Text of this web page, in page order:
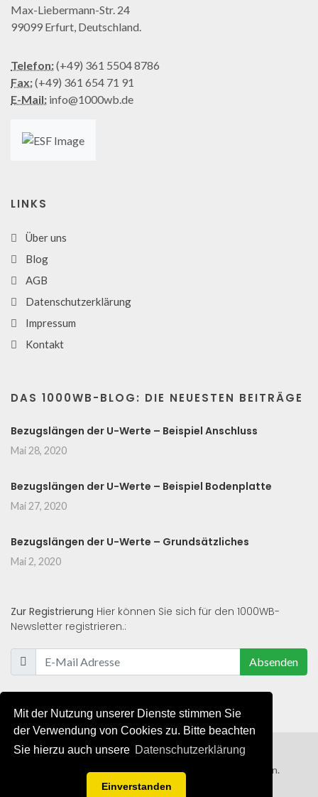
Mit der Nutzung unserer Dienste stimmen Sie
der Verwendung von Cookies zu. Bitte beachten
Sie hierzu auch unsere Datenschutzerklärung
Einverstanden
Max-Liebermann-Str. 24
99099 Erfurt, Deutschland.
Telefon:(+49) 361 5504 8786
Fax:(+49) 361 654 71 91
E-Mail: info@1000wb.de
LINKS
Über uns
Blog
AGB
Datenschutzerklärung
Impressum
Kontakt
DAS 1000WB-BLOG: DIE NEUESTEN BEITRÄGE
Bezugslängen der U-Werte – Beispiel Anschluss
Mai 28, 2020
Bezugslängen der U-Werte – Beispiel Bodenplatte
Mai 27, 2020
Bezugslängen der U-Werte – Grundsätzliches
Mai 2, 2020
Zur Registrierung Hier können Sie sich für den 1000WB-
Newsletter registrieren.:
Absenden
© 2019 - 2021 - Alle Rechte von 1000WB vorbehalten.
AGB/Datenschutzerklärung